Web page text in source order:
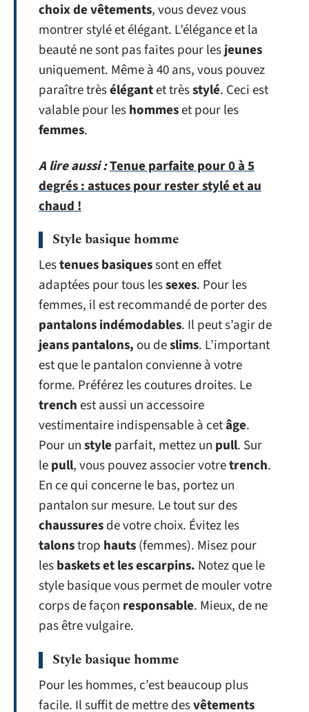
choix de vêtements, vous devez vous
montrer stylé et élégant. L’élégance et la
beauté ne sont pas faites pour lesjeunes
uniquement. Même à 40 ans, vous pouvez
paraître trèsélégantet trèsstylé. Ceci est
valable pour leshommeset pour les
femmes.
A lire aussi :Tenue parfaite pour 0 à 5
degrés : astuces pour rester stylé et au
chaud !
Style basique homme
Lestenues basiquessont en effet
adaptées pour tous lessexes. Pour les
femmes, il est recommandé de porter des
pantalons indémodables. Il peut s’agir de
jeans pantalons, ou deslims. L’important
est que le pantalon convienne à votre
forme. Préférez les coutures droites. Le
trenchest aussi un accessoire
vestimentaire indispensable à cetâge.
Pour unstyle parfait, mettez un pull. Sur
lepull, vous pouvez associer votretrench.
En ce qui concerne le bas, portez un
pantalon sur mesure. Le tout sur des
chaussuresde votre choix. Évitez les
talonstrop hauts(femmes). Misez pour
lesbaskets et les escarpins. Notez que le
style basique vous permet de mouler votre
corps de façon responsable. Mieux, de ne
pas être vulgaire.
Style basique homme
Pour les hommes, c’est beaucoup plus
facile. Il suffit de mettre desvêtements